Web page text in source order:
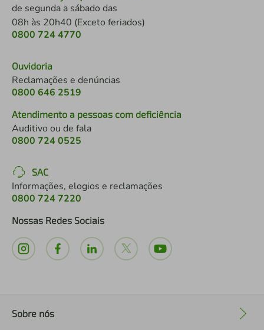
de segunda a sábado das
08h às 20h40 (Exceto feriados)
0800 724 4770
Ouvidoria
Reclamações e denúncias
0800 646 2519
Atendimento a pessoas com deficiência
Auditivo ou de fala
0800 724 0525
SAC
Informações, elogios e reclamações
0800 724 7220
Nossas Redes Sociais
Sobre nós